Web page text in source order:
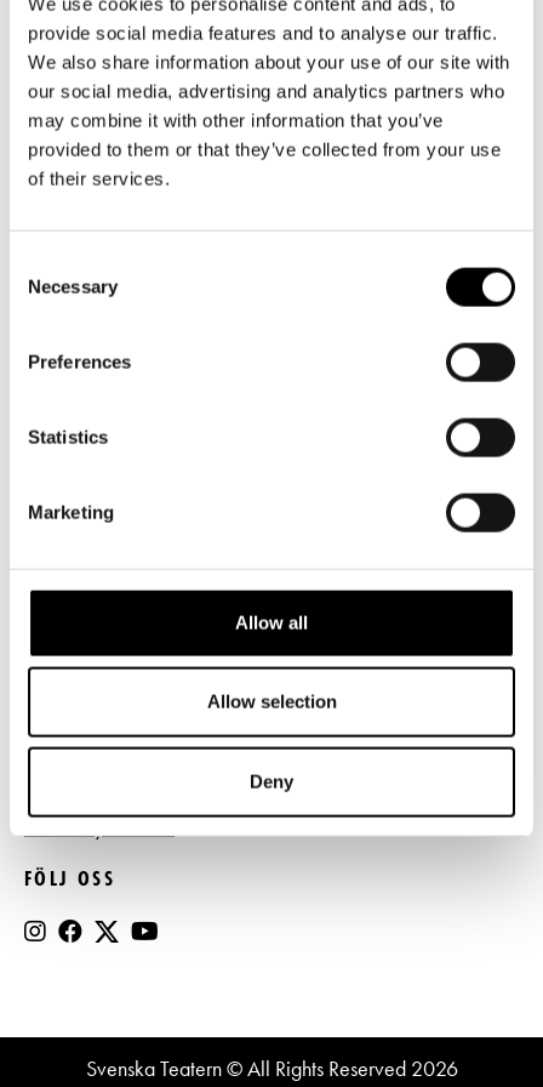
provide social media features and to analyse our traffic.
We also share information about your use of our site with
our social media, advertising and analytics partners who
may combine it with other information that you’ve
provided to them or that they’ve collected from your use
of their services.
Selection
Necessary
Preferences
Statistics
Marketing
Allow all
Allow selection
Deny
Presentkort
Tillgänglighet
Frågor & svar
Platskarta
Företag
Guidning
Teaterns verksamhet
Ensemble
Historia
Kontaktuppgifter
Press
Svenska Teatern Live
LOGGA IN
BILJETTER
Köp biljetter
biljetter@svenskateatern.fi
Biljettkassan öppnar 11.8
LÄNKAR
Press
Register- och dataskyddsbeskrivning
FÖLJ OSS
Svenska Teatern © All Rights Reserved 2026